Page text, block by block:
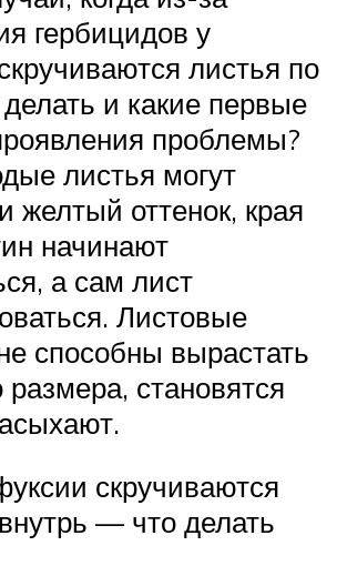
гербицидов у
листья по
и какие первые
проблемы?
листья могут
желтый оттенок, края
начинают
а сам лист
Листовые
способны вырастать
размера, становятся
скручиваются
— что делать